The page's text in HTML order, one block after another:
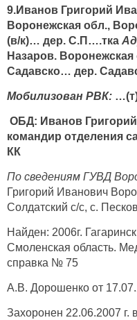
9.Иванов Григорий
Воронежская обл.,
(в/к)… дер. С.П….тка
Назаров.
Садавско… дер.
Мобилизован РВК:
ОБД: Иванов Григорий
командир отделения
КК
По сведениям ГУВД
Григорий Иванович
Солдатский с/с, с.
Найден: 2006г.
Смоленская область.
справка № 75
А.В. Дорошенко от
Захоронен 22.06.2007 г.